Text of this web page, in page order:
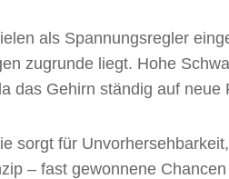
als Spannungsregler
zugrunde liegt. Hohe
das Gehirn ständig auf neue
sorgt für
– fast gewonnene